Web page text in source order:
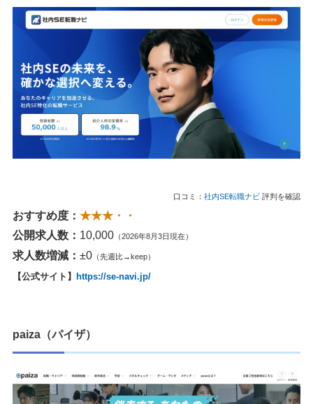
口コミ： 社内SE転職ナビ 評判を確認
おすすめ度： ★★★・・
公開求人数： 10,000 （2026年8月3日現在）
求人数増減： ±0 （先週比→keep）
【公式サイト】 https://se-navi.jp/
paiza（パイザ）